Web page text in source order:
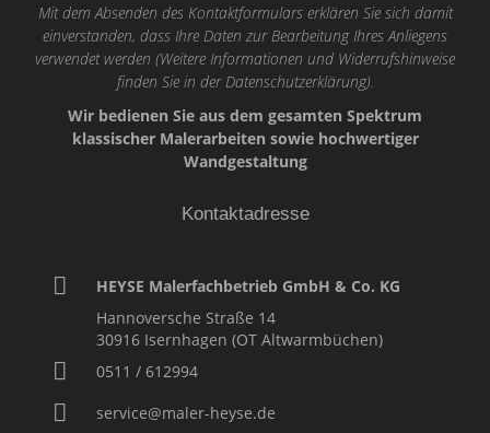
Mit dem Absenden des Kontaktformulars erklären Sie sich damit
einverstanden, dass Ihre Daten zur Bearbeitung Ihres Anliegens
verwendet werden (Weitere Informationen und Widerrufshinweise
finden Sie in der Datenschutzerklärung).
Wir bedienen Sie aus dem gesamten Spektrum
klassischer Malerarbeiten sowie hochwertiger
Wandgestaltung
Kontaktadresse
HEYSE Malerfachbetrieb GmbH & Co. KG
Hannoversche Straße 14
30916 Isernhagen (OT Altwarmbüchen)
0511 / 612994
service@maler-heyse.de